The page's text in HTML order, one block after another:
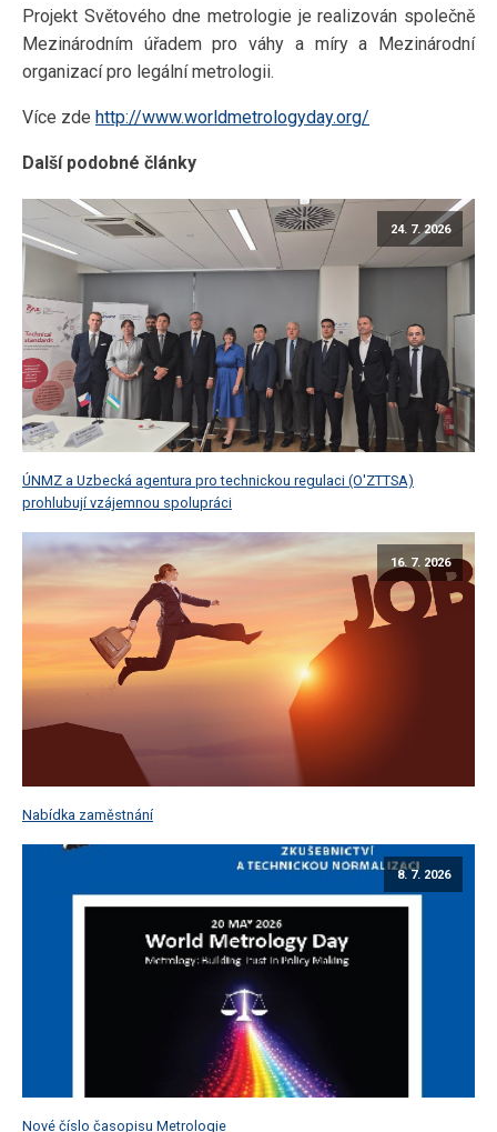
Projekt Světového dne metrologie je realizován společně
Mezinárodním úřadem pro váhy a míry a Mezinárodní
organizací pro legální metrologii.
Více zde http://www.worldmetrologyday.org/
Další podobné články
24. 7. 2026
ÚNMZ a Uzbecká agentura pro technickou regulaci (O'ZTTSA)
prohlubují vzájemnou spolupráci
16. 7. 2026
Nabídka zaměstnání
8. 7. 2026
Nové číslo časopisu Metrologie